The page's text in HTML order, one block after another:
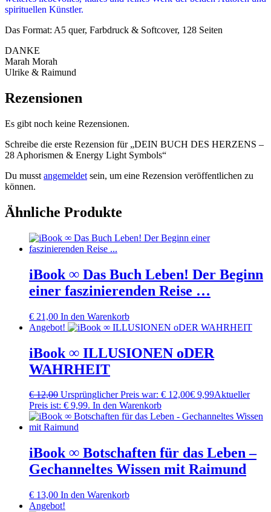
spirituellen Künstler.
Das Format: A5 quer, Farbdruck & Softcover, 128 Seiten
DANKE
Marah Morah
Ulrike & Raimund
Rezensionen
Es gibt noch keine Rezensionen.
Schreibe die erste Rezension für „DEIN BUCH DES HERZENS –
28 Aphorismen & Energy Light Symbols“
Du musst angemeldet sein, um eine Rezension veröffentlichen zu
können.
Ähnliche Produkte
iBook ∞ Das Buch Leben! Der Beginn
einer faszinierenden Reise …
€ 21,00 In den Warenkorb
Angebot!
iBook ∞ ILLUSIONEN oDER
WAHRHEIT
€12,00 Ursprünglicher Preis war: € 12,00€ 9,99Aktueller
Preis ist: € 9,99. In den Warenkorb
iBook ∞ Botschaften für das Leben –
Gechanneltes Wissen mit Raimund
€ 13,00 In den Warenkorb
Angebot!